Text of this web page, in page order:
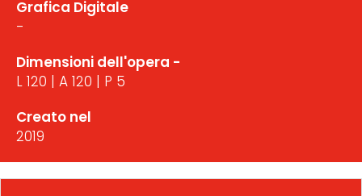
Grafica Digitale
-
Dimensioni dell'opera -
L 120 | A 120 | P 5
Creato nel
2019